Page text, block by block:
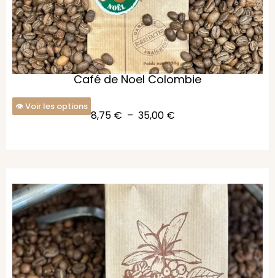
Café de Noel Colombie
Voir les options
8,75 € – 35,00 €